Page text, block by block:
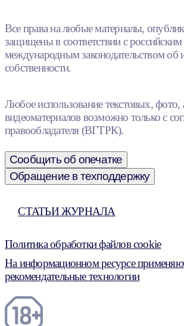
Все права на любые материалы,
защищены в соответствии с
международным законодательством об
собственности.
Любое использование текстовых, фото,
видеоматериалов возможно только с
правообладателя (ВГТРК).
Сообщить об опечатке
Обращение в техподдержку
СТАТЬИ ЖУРНАЛА
Политика обработки файлов cookie
На информационном ресурсе
рекомендательные технологии